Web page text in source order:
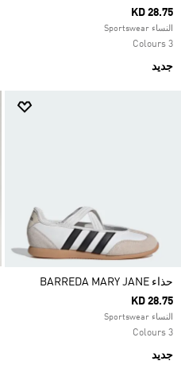
KD 28.75
النساء Sportswear
3 Colours
جديد
حذاء BARREDA MARY JANE
KD 28.75
النساء Sportswear
3 Colours
جديد